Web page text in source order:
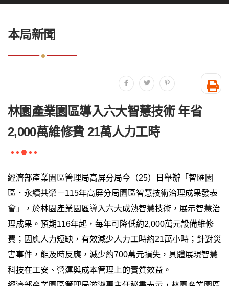
本局新聞
分享至facebook
分享至twitter分享至plurk
友
林園產業園區導入六大智慧技術 年省
2,000萬維修費 21萬人力工時
經濟部產業園區管理局高屏分局今（25）日舉辦「智匯園
區．永續共榮－115年高屏分局園區智慧技術治理成果發表
會」，於林園產業園區導入六大成熟智慧技術，展示智慧治
理成果。預期116年起，每年可降低約2,000萬元設備維修
費；因應人力短缺，有效減少人力工時約21萬小時；針對災
害事件，能及時反應，減少約700萬元損失，具體展現智慧
科技在工安、營運與成本管理上的實質效益。